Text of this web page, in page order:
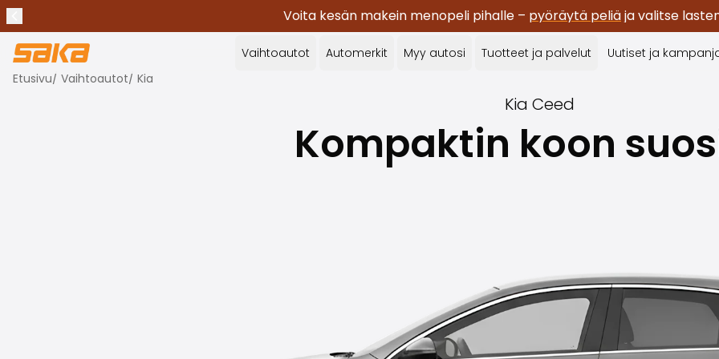
Voita kesän makein menopeli pihalle – pyöräytä peliäja valitse
Lopeta ilmoitukset
✕
Vaihtoautot Automerkit Myy autosi Tuotteet ja palvelut Uutiset ja
Etusivu/ Vaihtoautot/ Kia
Kia Ceed
Kompaktin koon